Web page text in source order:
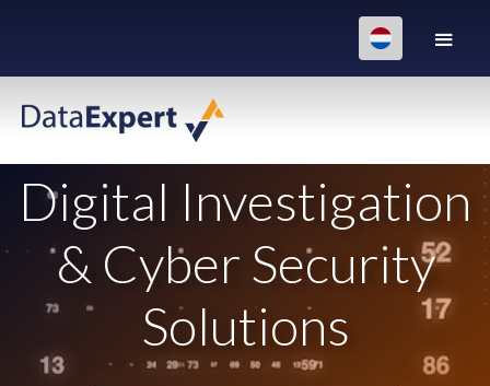
Digital Investigation
& Cyber Security
Solutions